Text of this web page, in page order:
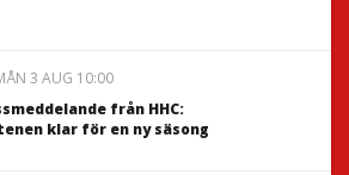
3 AUG 10:00
från HHC:
klar för en ny säsong